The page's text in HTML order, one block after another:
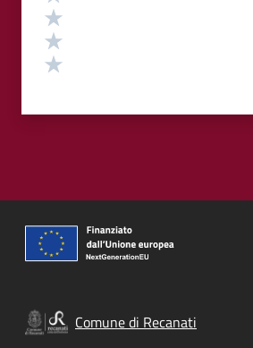
Comune di Recanati